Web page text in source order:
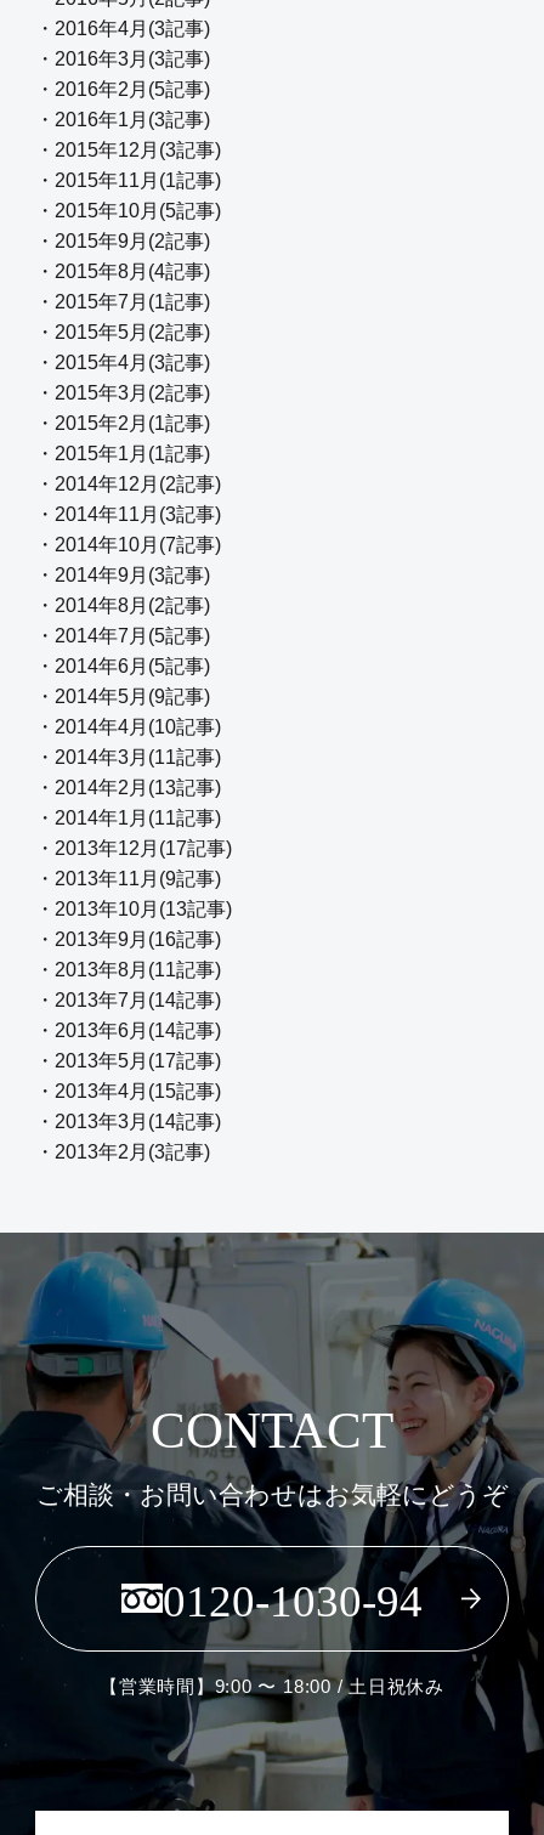
・2016年4月(3記事)
・2016年3月(3記事)
・2016年2月(5記事)
・2016年1月(3記事)
・2015年12月(3記事)
・2015年11月(1記事)
・2015年10月(5記事)
・2015年9月(2記事)
・2015年8月(4記事)
・2015年7月(1記事)
・2015年5月(2記事)
・2015年4月(3記事)
・2015年3月(2記事)
・2015年2月(1記事)
・2015年1月(1記事)
・2014年12月(2記事)
・2014年11月(3記事)
・2014年10月(7記事)
・2014年9月(3記事)
・2014年8月(2記事)
・2014年7月(5記事)
・2014年6月(5記事)
・2014年5月(9記事)
・2014年4月(10記事)
・2014年3月(11記事)
・2014年2月(13記事)
・2014年1月(11記事)
・2013年12月(17記事)
・2013年11月(9記事)
・2013年10月(13記事)
・2013年9月(16記事)
・2013年8月(11記事)
・2013年7月(14記事)
・2013年6月(14記事)
・2013年5月(17記事)
・2013年4月(15記事)
・2013年3月(14記事)
・2013年2月(3記事)
CONTACT
ご相談・お問い合わせはお気軽にどうぞ
0120-1030-94
【営業時間】9:00 〜 18:00 / 土日祝休み